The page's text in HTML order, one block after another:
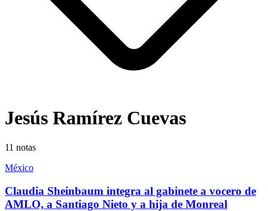
Jesús Ramírez Cuevas
11 notas
México
Claudia Sheinbaum integra al gabinete a vocero de
AMLO, a Santiago Nieto y a hija de Monreal